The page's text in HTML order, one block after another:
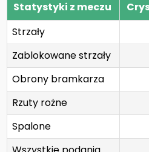
Statystyki z meczu
Strzały
Zablokowane strzały
Obrony bramkarza
Rzuty rożne
Spalone